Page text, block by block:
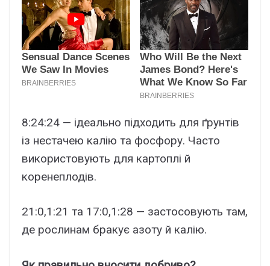
8:24:24 — ідеально підходить для ґрунтів
із нестачею калію та фосфору. Часто
використовують для картоплі й
коренеплодів.
21:0,1:21 та 17:0,1:28 — застосовують там,
де рослинам бракує азоту й калію.